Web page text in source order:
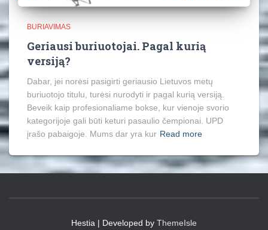
BURIAVIMAS
Geriausi buriuotojai. Pagal kurią
versiją?
Dabar, jei norėsi pasigirti geriausio Lietuvos metų
buriuotojo titulu, turėsi nurodyti ir pagal kurią versiją.
Beveik kaip profesionaliame bokse, kur vienoje svorio
kategorijoje gali būti keturi pasaulio čempionai. UPD
įrašo pabaigoje. Mums dar yra kur Read more
Hestia | Developed by ThemeIsle